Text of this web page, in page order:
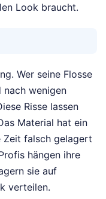
Look braucht.
Wer seine Flosse
wenigen
Risse lassen
Material hat ein
Zeit falsch gelagert
hängen ihre
sie auf
verteilen.